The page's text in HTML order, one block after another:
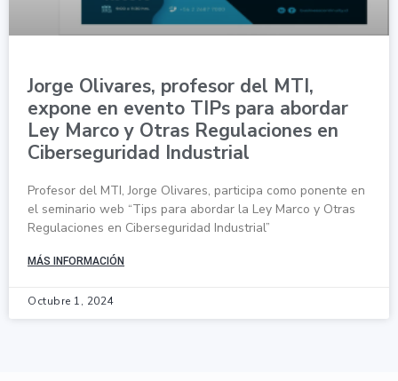
Jorge Olivares, profesor del MTI,
expone en evento TIPs para abordar
Ley Marco y Otras Regulaciones en
Ciberseguridad Industrial
Profesor del MTI, Jorge Olivares, participa como ponente en
el seminario web “Tips para abordar la Ley Marco y Otras
Regulaciones en Ciberseguridad Industrial”
MÁS INFORMACIÓN
Octubre 1, 2024